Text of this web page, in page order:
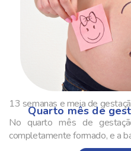
Quarto mês de
13 semanas e meia de
No quarto mês de
completamente formado, e a